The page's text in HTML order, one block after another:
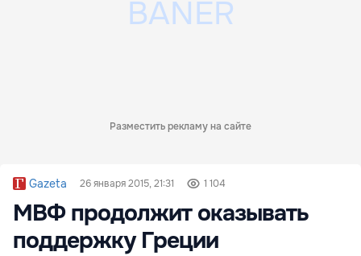
Разместить рекламу на сайте
Gazeta 26 января 2015, 21:31 1 104
МВФ продолжит оказывать
поддержку Греции